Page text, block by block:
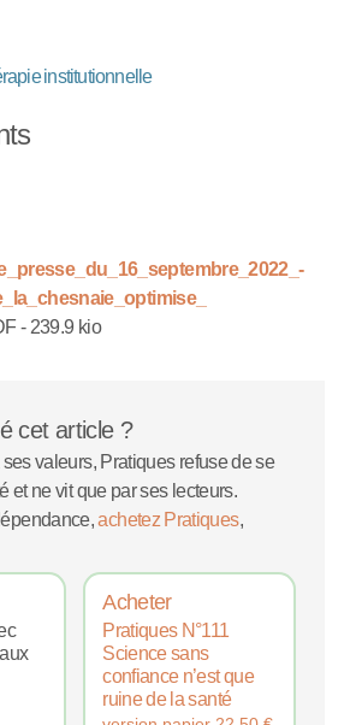
institutionnelle
- 239.9 kio
cet article ?
valeurs, Pratiques refuse de se
et ne vit que par ses lecteurs.
achetez Pratiques,
Acheter
Pratiques N°111
Science sans
confiance n’est que
ruine de la santé